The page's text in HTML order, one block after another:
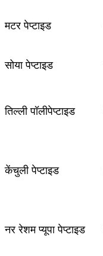
मटर पेप्टाइड
सोया पेप्टाइड
तिल्ली पॉलीपेप्टाइड
केंचुली पेप्टाइड
नर रेशम प्यूपा पेप्टाइड